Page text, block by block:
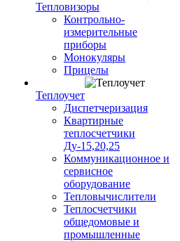
Тепловизоры
Контрольно-
измерительные
приборы
Монокуляры
Прицелы
Теплоучет
Диспетчеризация
Квартирные
теплосчетчики
Ду-15,20,25
Коммуникационное и
сервисное
оборудование
Тепловычислители
Теплосчетчики
общедомовые и
промышленные